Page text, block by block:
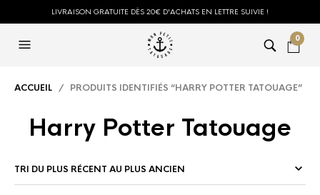
LIVRAISON GRATUITE DÈS 20€ D'ACHATS EN LETTRE SUIVIE !
0
ACCUEIL / PRODUITS IDENTIFIÉS “HARRY POTTER TATOUAGE”
Harry Potter Tatouage